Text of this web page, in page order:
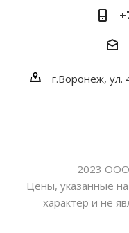
г.Воронеж, ул.
2023 ООО
Цены, указанные
характер и не